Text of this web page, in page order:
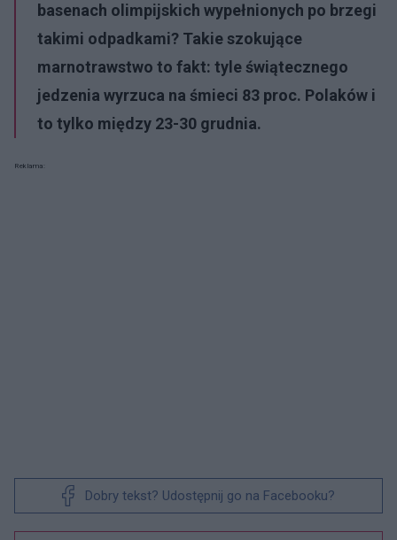
basenach olimpijskich wypełnionych po brzegi
takimi odpadkami? Takie szokujące
marnotrawstwo to fakt: tyle świątecznego
jedzenia wyrzuca na śmieci 83 proc. Polaków i
to tylko między 23-30 grudnia.
Reklama:
Dobry tekst? Udostępnij go na Facebooku?